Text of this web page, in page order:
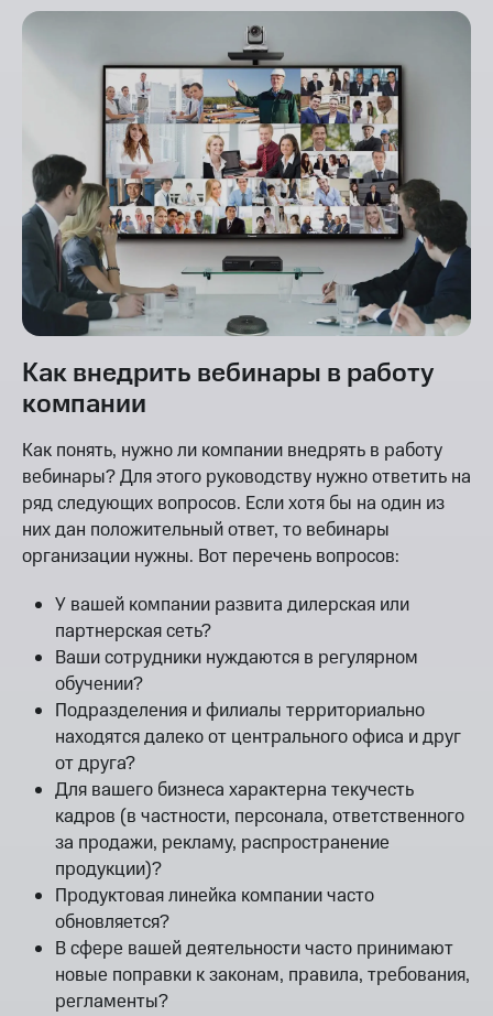
Как внедрить вебинары в работу
компании
Как понять, нужно ли компании внедрять в работу
вебинары? Для этого руководству нужно ответить на
ряд следующих вопросов. Если хотя бы на один из
них дан положительный ответ, то вебинары
организации нужны. Вот перечень вопросов:
У вашей компании развита дилерская или
партнерская сеть?
Ваши сотрудники нуждаются в регулярном
обучении?
Подразделения и филиалы территориально
находятся далеко от центрального офиса и друг
от друга?
Для вашего бизнеса характерна текучесть
кадров (в частности, персонала, ответственного
за продажи, рекламу, распространение
продукции)?
Продуктовая линейка компании часто
обновляется?
В сфере вашей деятельности часто принимают
новые поправки к законам, правила, требования,
регламенты?